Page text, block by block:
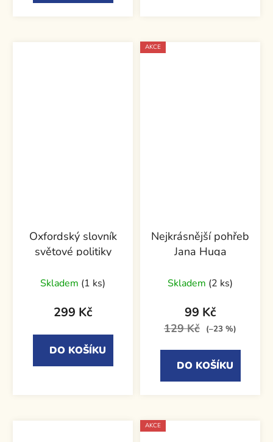
Oxfordský slovník
světové politiky
Skladem (1 ks)
299 Kč
DO KOŠÍKU
AKCE
Nejkrásnější pohřeb
Jana Huga
Skladem (2 ks)
99 Kč
129 Kč (–23 %)
DO KOŠÍKU
AKCE